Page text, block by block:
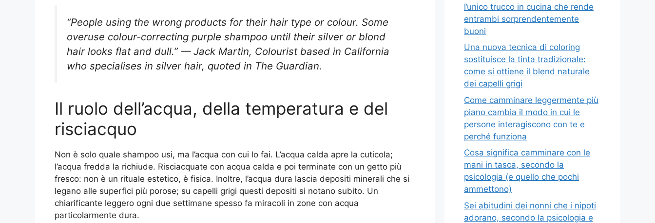
“People using the wrong products for their hair type or colour. Some
overuse colour-correcting purple shampoo until their silver or blond
hair looks flat and dull.” — Jack Martin, Colourist based in California
who specialises in silver hair, quoted in The Guardian.
Il ruolo dell’acqua, della temperatura e del
risciacquo
Non è solo quale shampoo usi, ma l’acqua con cui lo fai. L’acqua calda apre la cuticola;
l’acqua fredda la richiude. Risciacquate con acqua calda e poi terminate con un getto più
fresco: non è un rituale estetico, è fisica. Inoltre, l’acqua dura lascia depositi minerali che si
legano alle superfici più porose; su capelli grigi questi depositi si notano subito. Un
chiarificante leggero ogni due settimane spesso fa miracoli in zone con acqua
particolarmente dura.
l’unico trucco in cucina che rende
entrambi sorprendentemente
buoni
Una nuova tecnica di coloring
sostituisce la tinta tradizionale:
come si ottiene il blend naturale
dei capelli grigi
Come camminare leggermente più
piano cambia il modo in cui le
persone interagiscono con te e
perché funziona
Cosa significa camminare con le
mani in tasca, secondo la
psicologia (e quello che pochi
ammettono)
Sei abitudini dei nonni che i nipoti
adorano, secondo la psicologia e